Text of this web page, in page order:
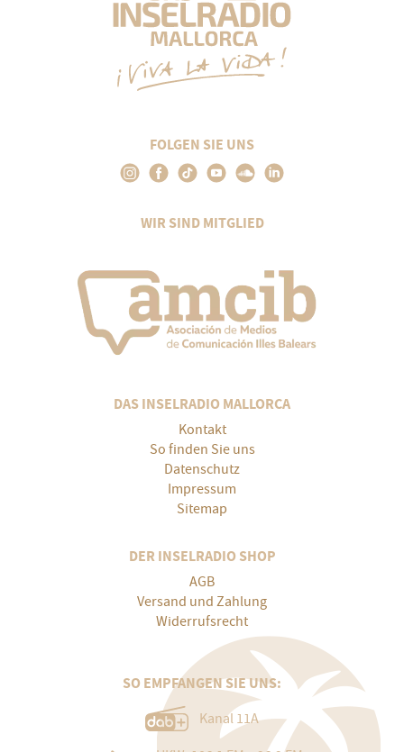
FOLGEN SIE UNS
WIR SIND MITGLIED
DAS INSELRADIO MALLORCA
Kontakt
So finden Sie uns
Datenschutz
Impressum
Sitemap
DER INSELRADIO SHOP
AGB
Versand und Zahlung
Widerrufsrecht
SO EMPFANGEN SIE UNS:
Kanal 11A